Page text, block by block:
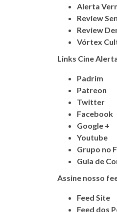
Alerta
Review
Review
Vórtex
Links Cine
Padrim
Patreon
Twitter
Facebook
Google +
Youtube
Grupo no
Guia de
Assine nosso
Feed Site
Feed dos